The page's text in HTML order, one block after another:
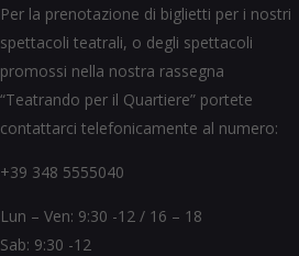
Per la prenotazione di biglietti per i nostri
spettacoli teatrali, o degli spettacoli
promossi nella nostra rassegna
“Teatrando per il Quartiere” portete
contattarci telefonicamente al numero:
+39 348 5555040
Lun – Ven: 9:30 -12 / 16 – 18
Sab: 9:30 -12